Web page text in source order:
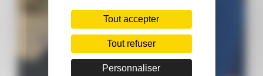
Tout accepter
Tout refuser
Personnaliser